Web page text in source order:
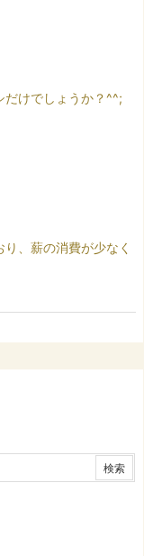
けでしょうか？^^;
、薪の消費が少なく